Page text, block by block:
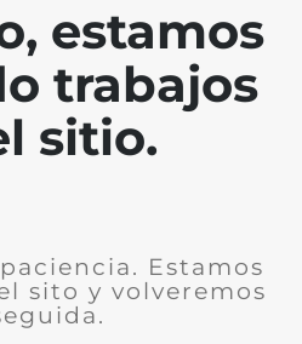
estamos
trabajos
sitio.
Estamos
sito y volveremos